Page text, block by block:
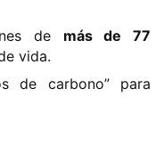
de
​más de 77
vida.
de carbono” para